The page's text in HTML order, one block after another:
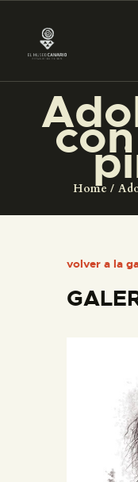
Home
EL
volver a la